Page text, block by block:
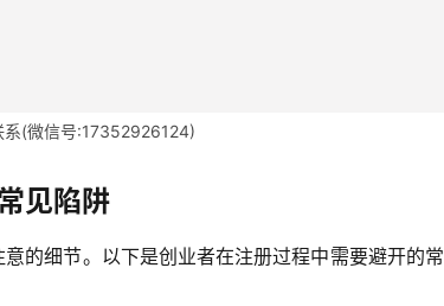
系(微信号:17352926124)
见陷阱
的细节。以下是创业者在注册过程中需要避开的常